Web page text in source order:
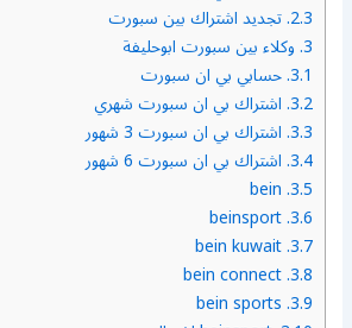
2.3. تجديد اشتراك بين سبورت
3. وكلاء بين سبورت ابوحليفة
3.1. حسابي بي ان سبورت
3.2. اشتراك بي ان سبورت شهري
3.3. اشتراك بي ان سبورت 3 شهور
3.4. اشتراك بي ان سبورت 6 شهور
3.5.
3.6.
beinsport
3.7.
bein kuwait
3.8.
bein connect
3.9.